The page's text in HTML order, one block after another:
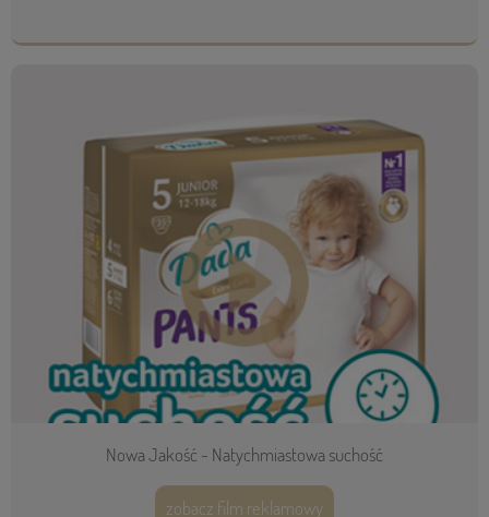
Nowa Jakość - Natychmiastowa suchość
zobacz film reklamowy